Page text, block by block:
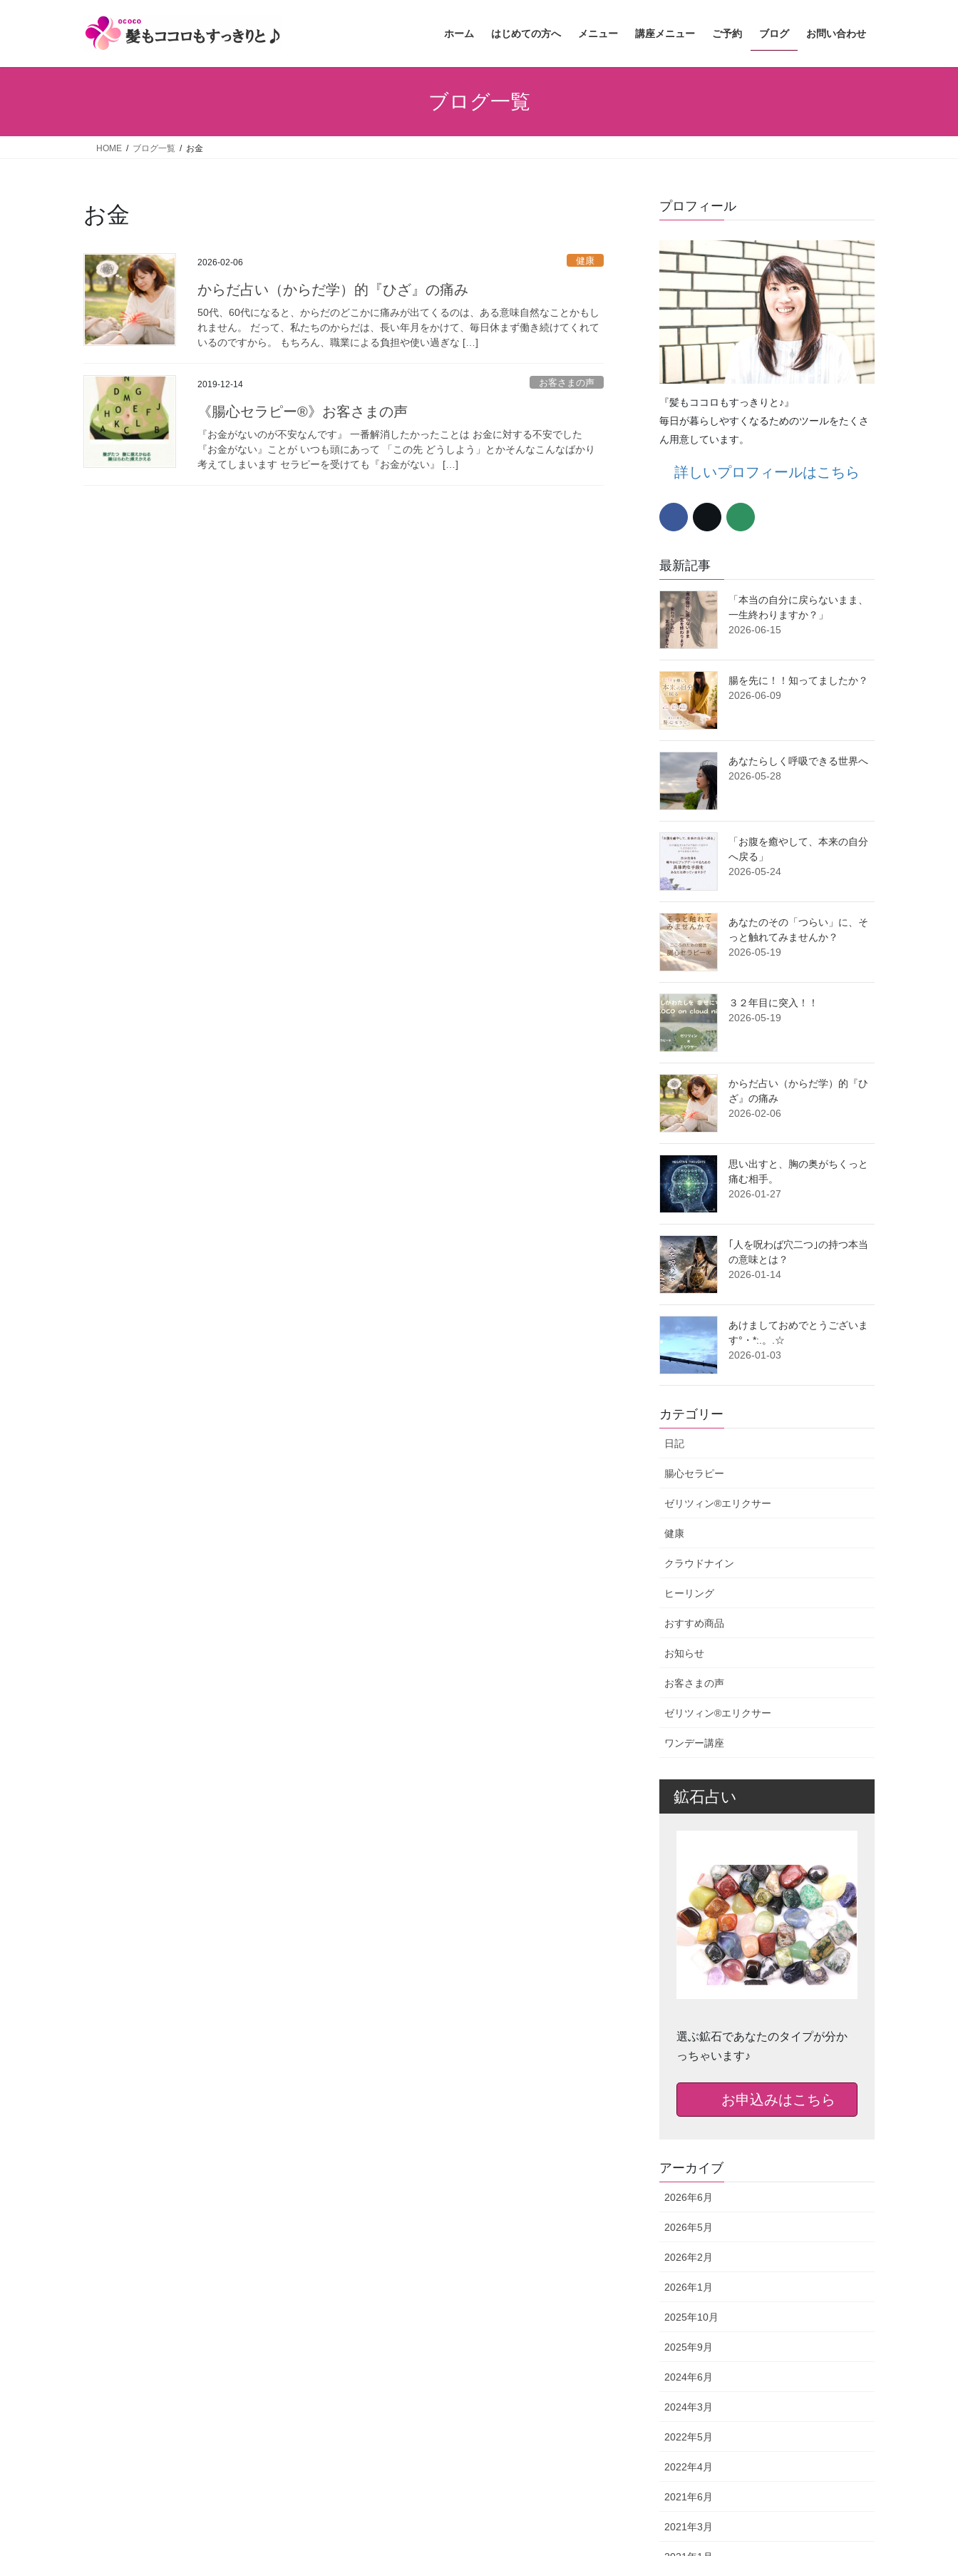
ホーム はじめての方へ メニュー 講座メニュー ご予約 ブログ お問い合わせ
ブログ一覧
HOME ブログ一覧 お金
お金
2026-02-06 健康
からだ占い（からだ学）的『ひざ』の痛み
50代、60代になると、からだのどこかに痛みが出てくるのは、ある意味自然なことかもし
れません。 だって、私たちのからだは、長い年月をかけて、毎日休まず働き続けてくれて
いるのですから。 もちろん、職業による負担や使い過ぎな […]
2019-12-14 お客さまの声
《腸心セラピー®️》お客さまの声
『お金がないのが不安なんです』 一番解消したかったことは お金に対する不安でした
『お金がない』ことが いつも頭にあって 「この先 どうしよう」とかそんなこんなばかり
考えてしまいます セラピーを受けても『お金がない』 […]
プロフィール
『髪もココロもすっきりと♪』
毎日が暮らしやすくなるためのツールをたくさ
ん用意しています。
詳しいプロフィールはこちら
最新記事
「本当の自分に戻らないまま、
一生終わりますか？」
2026-06-15
腸を先に！！知ってましたか？
2026-06-09
あなたらしく呼吸できる世界へ
2026-05-28
「お腹を癒やして、本来の自分
へ戻る」
2026-05-24
あなたのその「つらい」に、そ
っと触れてみませんか？
2026-05-19
３２年目に突入！！
2026-05-19
からだ占い（からだ学）的『ひ
ざ』の痛み
2026-02-06
思い出すと、胸の奥がちくっと
痛む相手。
2026-01-27
｢人を呪わば穴二つ｣の持つ本当
の意味とは？
2026-01-14
あけましておめでとうございま
す°・*:.。.☆
2026-01-03
カテゴリー
日記
腸心セラピー
ゼリツィン®エリクサー
健康
クラウドナイン
ヒーリング
おすすめ商品
お知らせ
お客さまの声
ゼリツィン®️エリクサー
ワンデー講座
鉱石占い
選ぶ鉱石であなたのタイプが分か
っちゃいます♪
お申込みはこちら
アーカイブ
2026年6月
2026年5月
2026年2月
2026年1月
2025年10月
2025年9月
2024年6月
2024年3月
2022年5月
2022年4月
2021年6月
2021年3月